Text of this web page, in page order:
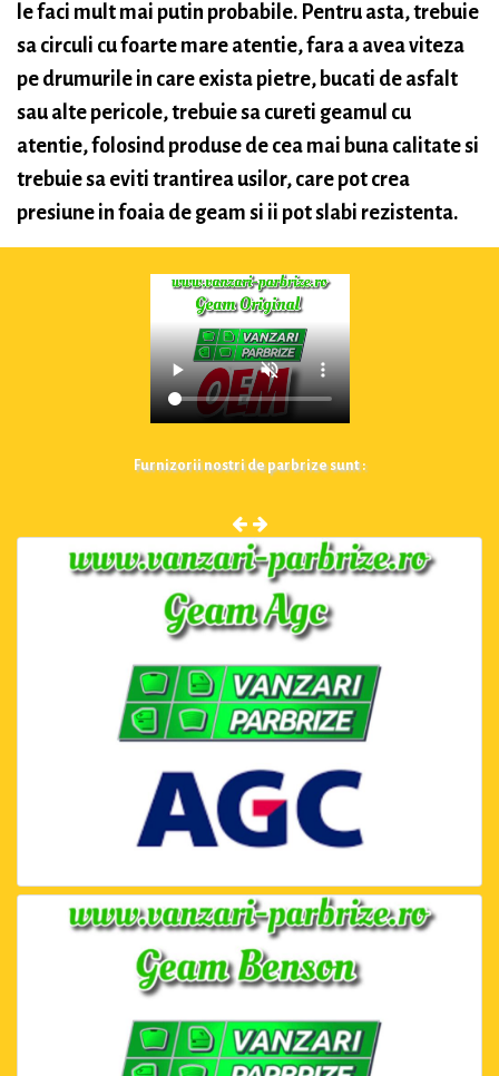
le faci mult mai putin probabile. Pentru asta, trebuie
sa circuli cu foarte mare atentie, fara a avea viteza
pe drumurile in care exista pietre, bucati de asfalt
sau alte pericole, trebuie sa cureti geamul cu
atentie, folosind produse de cea mai buna calitate si
trebuie sa eviti trantirea usilor, care pot crea
presiune in foaia de geam si ii pot slabi rezistenta.
Furnizorii nostri de parbrize sunt :